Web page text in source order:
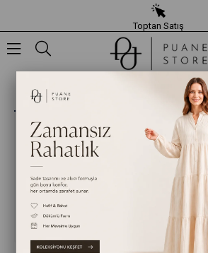
Toptan Satış
Giriş Yap
E-posta
Şifre